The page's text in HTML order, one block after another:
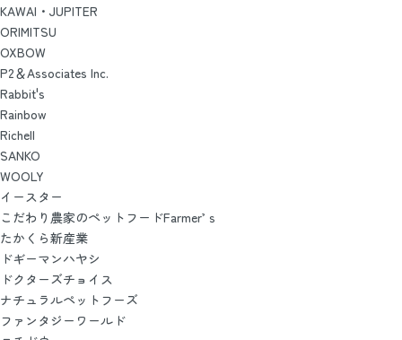
KAWAI・JUPITER
ORIMITSU
OXBOW
P2＆Associates Inc.
Rabbit's
Rainbow
Richell
SANKO
WOOLY
イースター
こだわり農家のペットフードFarmer’ｓ
たかくら新産業
ドギーマンハヤシ
ドクターズチョイス
ナチュラルペットフーズ
ファンタジーワールド